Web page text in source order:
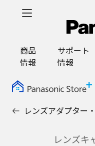
商品
情報
サポート
情報
レンズアダプター
レンズキ